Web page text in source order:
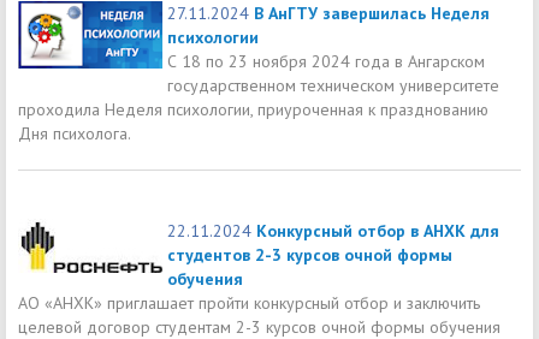
27.11.2024 В АнГТУ завершилась Неделя
психологии
С 18 по 23 ноября 2024 года в Ангарском
государственном техническом университете
проходила Неделя психологии, приуроченная к празднованию
Дня психолога.
22.11.2024 Конкурсный отбор в АНХК для
студентов 2-3 курсов очной формы
обучения
АО «АНХК» приглашает пройти конкурсный отбор и заключить
целевой договор студентам 2-3 курсов очной формы обучения